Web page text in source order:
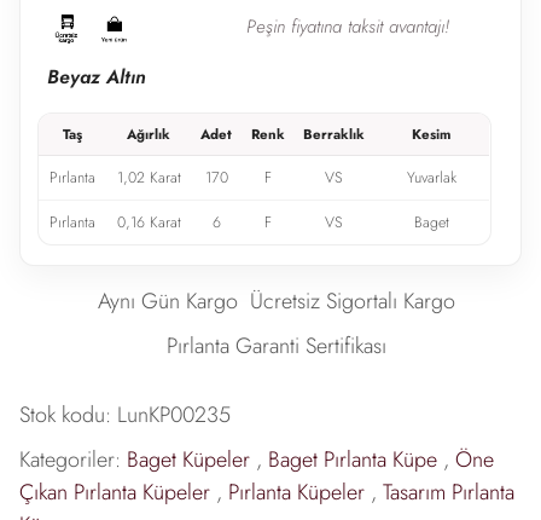
Peşin fiyatına taksit avantajı!
Beyaz Altın
Taş Ağırlık Adet Renk Berraklık Kesim
Pırlanta 1,02 Karat 170 F VS Yuvarlak
Pırlanta 0,16 Karat 6 F VS Baget
Aynı Gün Kargo Ücretsiz Sigortalı Kargo
Pırlanta Garanti Sertifikası
Stok kodu: LunKP00235
Kategoriler: Baget Küpeler , Baget Pırlanta Küpe , Öne
Çıkan Pırlanta Küpeler , Pırlanta Küpeler , Tasarım Pırlanta